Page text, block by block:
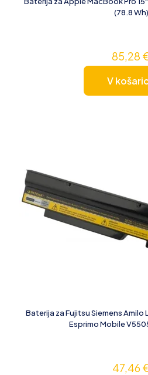
(78.8 Wh)
85,28
V
Baterija za Fujitsu Siemens Amilo
Esprimo Mobile
47,46